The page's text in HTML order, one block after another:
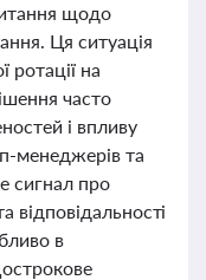
щодо
Ця ситуація
ротації на
часто
і впливу
менеджерів та
сигнал про
відповідальності
в